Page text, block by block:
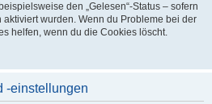
den „Gelesen“-Status – sofern
wurden. Wenn du Probleme bei der
helfen, wenn du die Cookies löscht.
-einstellungen